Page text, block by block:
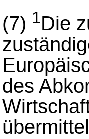
(7) 1Die
des